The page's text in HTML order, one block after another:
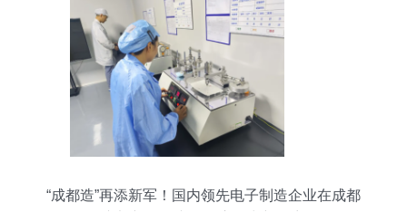
“成都造”再添新军！国内领先电子制造企业在成都